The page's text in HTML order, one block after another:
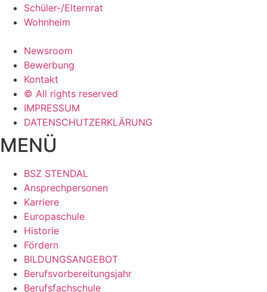
Schüler-/Elternrat
Wohnheim
Newsroom
Bewerbung
Kontakt
© All rights reserved
IMPRESSUM
DATENSCHUTZERKLÄRUNG
MENÜ
BSZ STENDAL
Ansprechpersonen
Karriere
Europaschule
Historie
Fördern
BILDUNGSANGEBOT
Berufsvorbereitungsjahr
Berufsfachschule